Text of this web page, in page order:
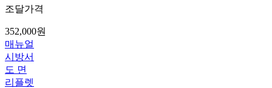
조달가격
352,000원
매뉴얼
시방서
도 면
리플렛